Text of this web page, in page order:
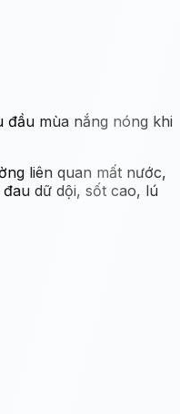
đầu mùa nắng nóng khi
liên quan mất nước,
dữ dội, sốt cao, lú